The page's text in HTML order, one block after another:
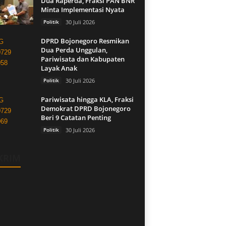
Minta Implementasi Nyata
Politik 30 Juli 2026
DPRD Bojonegoro Resmikan
Dua Perda Unggulan,
Pariwisata dan Kabupaten
Layak Anak
Politik 30 Juli 2026
Pariwisata hingga KLA, Fraksi
Demokrat DPRD Bojonegoro
Beri 9 Catatan Penting
Politik 30 Juli 2026